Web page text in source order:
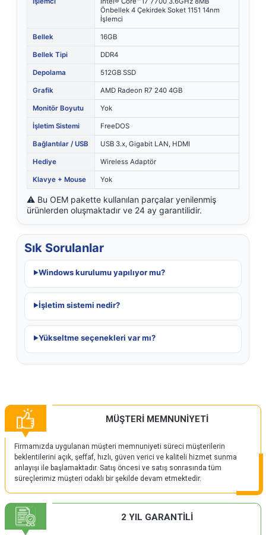
Önbellek 4 Çekirdek Soket 1151 14nm
İşlemci
Bellek 16GB
Bellek Tipi DDR4
Depolama 512GB SSD
Grafik AMD Radeon R7 240 4GB
Monitör Boyutu Yok
İşletim Sistemi FreeDOS
Bağlantılar / USB USB 3.x, Gigabit LAN, HDMI
Hediye Wireless Adaptör
Klavye + Mouse Yok
⚠️ Bu OEM pakette kullanılan parçalar yenilenmiş
ürünlerden oluşmaktadır ve 24 ay garantilidir.
Sık Sorulanlar
Windows kurulumu yapılıyor mu?
İşletim sistemi nedir?
Yükseltme seçenekleri var mı?
MÜŞTERİ MEMNUNİYETİ
Firmamızda uygulanan müşteri memnuniyeti süreci müşterilerin
beklentilerini açık, şeffaf, hızlı, güven verici ve kaliteli hizmet sunma
anlayışı ile başlamaktadır. Satış öncesi ve satış sonrasında tüm
süreçlerimiz müşteri odaklı bir şekilde devam etmektedir.
2 YIL GARANTİLİ